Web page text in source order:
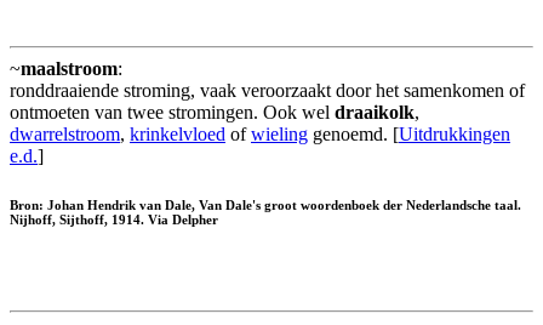
~maalstroom:
ronddraaiende stroming, vaak veroorzaakt door het samenkomen of
ontmoeten van twee stromingen. Ook wel draaikolk,
dwarrelstroom, krinkelvloed ofwieling genoemd. [Uitdrukkingen
e.d.]
Bron: Johan Hendrik van Dale, Van Dale's groot woordenboek der Nederlandsche taal.
Nijhoff, Sijthoff, 1914. Via Delpher